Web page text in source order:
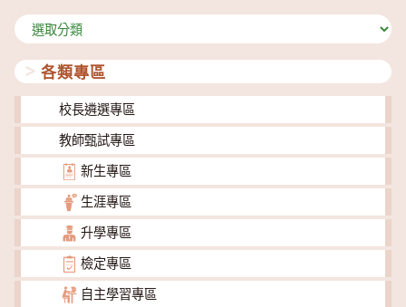
分
類
各類專區
校長遴選專區
教師甄試專區
新生專區
生涯專區
升學專區
檢定專區
自主學習專區